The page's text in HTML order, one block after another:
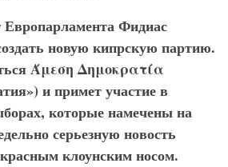
Европарламента Фидиас
новую кипрскую партию.
ΆμεσηΔημοκρατία
и примет участие в
которые намечены на
серьезную новость
клоунским носом.